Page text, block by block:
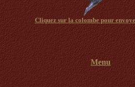
Cliquez sur la colombe pour
Menu